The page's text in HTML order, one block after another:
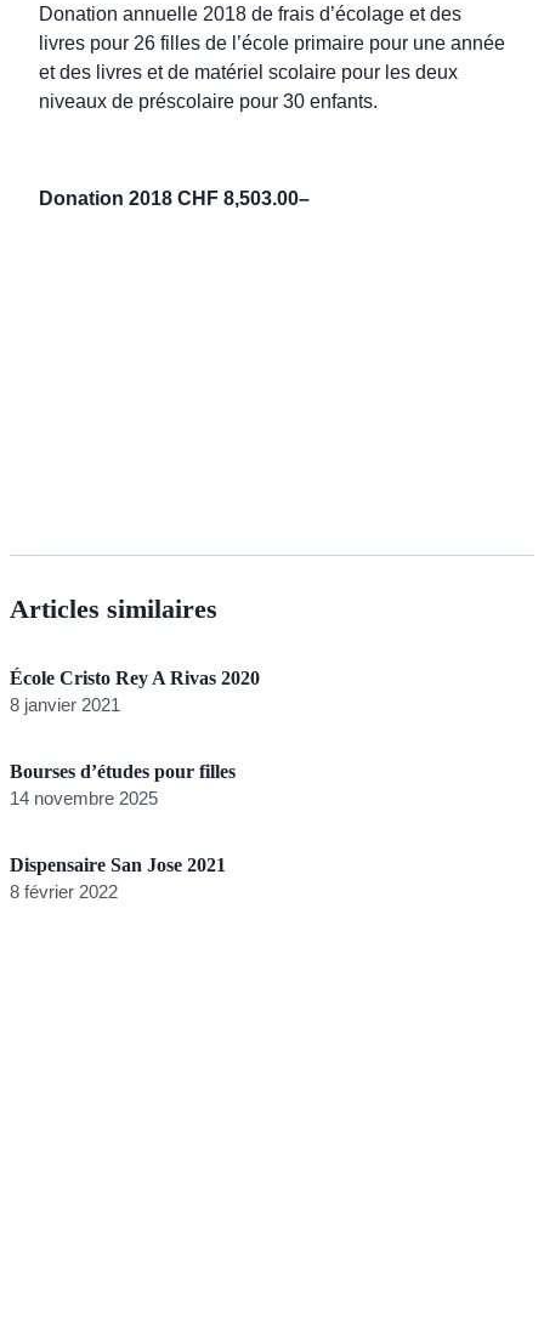
Donation annuelle 2018 de frais d’écolage et des
livres pour 26 filles de l’école primaire pour une année
et des livres et de matériel scolaire pour les deux
niveaux de préscolaire pour 30 enfants.
Donation 2018 CHF 8,503.00–
Articles similaires
École Cristo Rey A Rivas 2020
8 janvier 2021
Bourses d’études pour filles
14 novembre 2025
Dispensaire San Jose 2021
8 février 2022